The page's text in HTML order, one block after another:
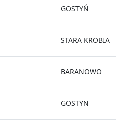
GOSTYŃ
STARA KROBIA
BARANOWO
GOSTYN